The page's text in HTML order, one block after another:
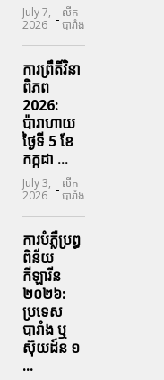
July 7,
2026 - លីក
បារាំង
ការព្រឹតិ៍វិនា
ពិភព
2026:
ប៉ារាហាយ
ថ្ងៃទី 5 ខែ
កក្កដា ...
July 3,
2026 - លីក
បារាំង
ការបំភ្លឺប្រព្ធ​
ពិន័យ​
កីឡារីន​
២០២៦:
ប្រទេស​
បារាំង​ ឬ​
ស៊ុយដ៍ន​ ១
...